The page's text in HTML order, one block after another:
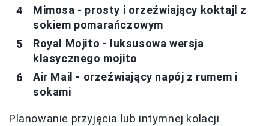
Mimosa - prosty i orzeźwiający koktajl z
sokiem pomarańczowym
Royal Mojito - luksusowa wersja
klasycznego mojito
Air Mail - orzeźwiający napój z rumem i
sokami
Planowanie przyjęcia lub intymnej kolacji